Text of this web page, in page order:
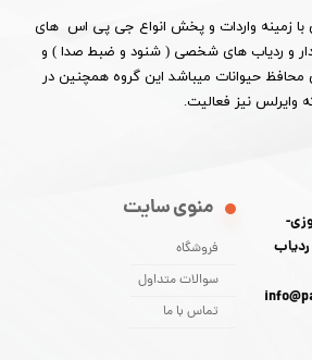
با زمینه واردات و پخش انواع جی پی اس های
و ردیاب های شخصی ( شنود و ضبط صدا ) و
حیوانات میباشد این گروه همچنین در
وایرلس نیز فعالیت.​​​​​​​
منوی سایت
فروشگاه
سوالات متداول
تماس با ما
ردیاب